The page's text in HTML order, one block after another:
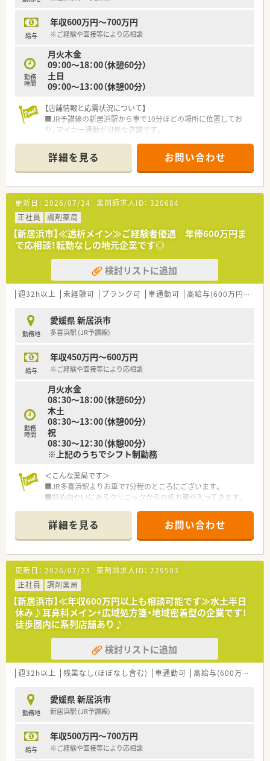
■コーポレートメッセージは「あなたに今、わたしができるこ
と」
入し、調剤過誤防止に向けた取り組みにも積極的です。
<こんな方にもおススメ>
■福利厚生の手厚い先をお探しの方
■総合病院門前でスキルアップをお考えの方
などお気軽にお問い合わせくださいませ！
給与
年収600万円～700万円
※ご経験や面接等により応相談
勤務
時間
月火木金
09：00～18：00（休憩60分）
土日
09：00～13：00（休憩00分）
【店舗情報と応需状況について】
■JR予讃線の新居浜駅から車で10分ほどの場所に位置してお
り、マイカー通勤が可能な店舗です。
おり、地域医療に深く貢献しています。
■1日あたりの処方箋枚数は40枚程度であり、常勤薬剤師1名と
事務2名の体制で対応しています。
【募集背景と求める人物像について】
■欠員補充のため、即戦力として現場に入っていただける経験豊
富な薬剤師の方を急募しています。
■将来的に管理薬剤師として店舗運営をお任せできるような、責
任感と意欲のある方を求めています。
■一人薬剤師の時間帯に対応できるスキルを持ち、自身のペース
で業務を進めたい方に適しています。
【法人特徴について】
■新居浜市内にて2店舗を展開している地元密着型の企業であ
■転居を伴う店舗異動が発生しないため、住み慣れた地域で腰を
据えて長く働き続けることができます。
■社長自身も薬剤師資格を保有して現場に立っており、現場への
詳細を見る お問い合わせ
更新日： 2026/07/24 薬剤師求人ID： 320684
正社員
調剤薬局
【新居浜市】≪透析メイン≫ご経験者優遇 年俸600万円ま
で応相談！転勤なしの地元企業です◎
検討リストに追加
週32h以上 未経験可 ブランク可 車通勤可 高給与(600万円以上)
勤務地
愛媛県 新居浜市
多喜浜駅 (JR予讃線)
給与
年収450万円～600万円
※ご経験や面接等により応相談
勤務
時間
月火水金
08：30～18：00（休憩60分）
木土
08：30～13：00（休憩00分）
祝
08：30～12：30（休憩00分）
※上記のうちでシフト制勤務
＜こんな薬局です＞
■JR多喜浜駅よりお車で7分程のところにございます。
■斜め向かいにあるクリニックからの処方箋が入ってきます。
■薬剤師2名在籍されています。管理薬剤師は男性です。
■電子薬歴・分包機（Vマス）導入されています。
■投薬口は1カ所・立ち投薬がメインですが
患者様のご希望に応じて座ってじっくりお話をお聞き出来る
スペースもございます。
＜業務内容＞
■調剤・投薬・監査など外来処方箋の対応を主にお願いいたしま
す。
■内科・外科・腎臓内科の処方がメインです。
■処方箋枚数は1日あたり80枚程度。
■在宅対応は患者様からのご要望により対応しています。
＜研修制度＞
■ご入職後は実務を通じて一連の業務を習得いただきます。
＜法人特徴＞
■新居浜市内にて2店舗展開されている地元企業です。
■転居を伴う異動もなく、環境を変えずに長くご勤務頂けます。
少数精鋭の企業でありながら、風通しよく皆様お仕事されてい
ます。
詳細を見る お問い合わせ
更新日： 2026/07/23 薬剤師求人ID： 229503
正社員
調剤薬局
【新居浜市】≪年収600万円以上も相談可能です≫水土半日
休み♪耳鼻科メイン+広域処方箋・地域密着型の企業です！
徒歩圏内に系列店舗あり♪
検討リストに追加
週32h以上 残業なし(ほぼなし含む) 車通勤可 高給与(600万円以上)
勤務地
愛媛県 新居浜市
新居浜駅 (JR予讃線)
給与
年収500万円～700万円
※ご経験や面接等により応相談